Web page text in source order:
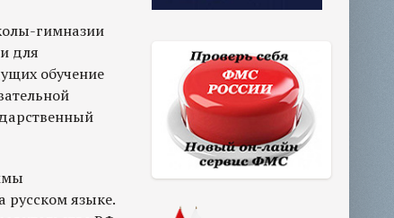
гимназии
для
обучение
русском языке.